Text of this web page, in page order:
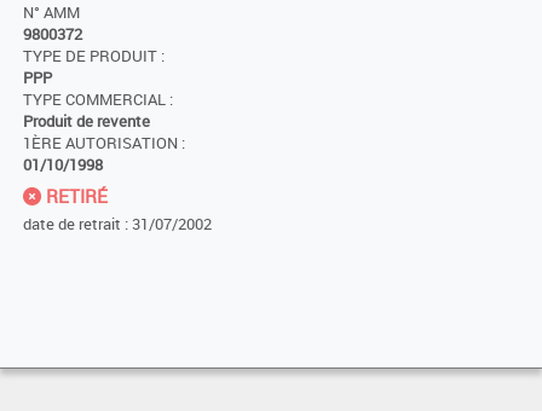
N° AMM
9800372
TYPE DE PRODUIT :
PPP
TYPE COMMERCIAL :
Produit de revente
1ÈRE AUTORISATION :
01/10/1998
RETIRÉ
date de retrait : 31/07/2002